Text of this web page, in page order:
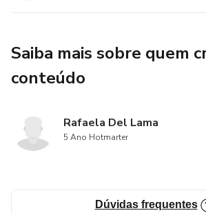
Saiba mais sobre quem
conteúdo
Rafaela Del Lama
5 Ano Hotmarter
Dúvidas frequentes